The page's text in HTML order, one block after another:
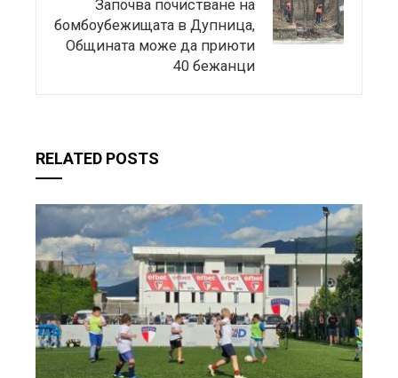
Започва почистване на
бомбоубежищата в Дупница,
Общината може да приюти
40 бежанци
RELATED POSTS